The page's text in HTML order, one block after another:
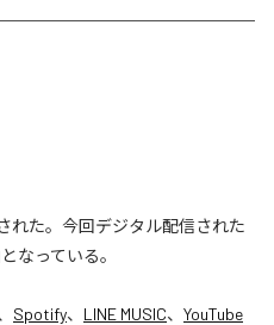
れた。今回デジタル配信された
なっている。
Spotify、 LINE MUSIC、 YouTube